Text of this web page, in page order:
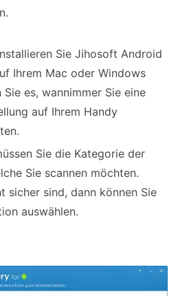
Sie Jihosoft Android
Ihrem Mac oder Windows
es, wannimmer Sie eine
auf Ihrem Handy
Sie die Kategorie der
Sie scannen möchten.
sicher sind, dann können Sie
auswählen.